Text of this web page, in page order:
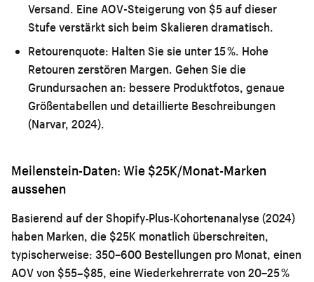
Versand. Eine AOV-Steigerung von $5 auf dieser
Stufe verstärkt sich beim Skalieren dramatisch.
Retourenquote: Halten Sie sie unter 15 %. Hohe
Retouren zerstören Margen. Gehen Sie die
Grundursachen an: bessere Produktfotos, genaue
Größentabellen und detaillierte Beschreibungen
(Narvar, 2024).
Meilenstein-Daten: Wie $25K/Monat-Marken
aussehen
Basierend auf der Shopify-Plus-Kohortenanalyse (2024)
haben Marken, die $25K monatlich überschreiten,
typischerweise: 350–600 Bestellungen pro Monat, einen
AOV von $55–$85, eine Wiederkehrerrate von 20–25 %